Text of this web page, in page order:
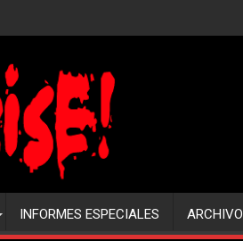
INFORMES ESPECIALES ARCHIVO